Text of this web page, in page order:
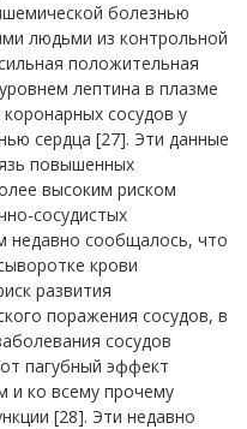
болезнью
людьми из контрольной
положительная
лептина в плазме
сосудов у
сердца [27]. Эти данные
повышенных
высоким риском
сосудистых
недавно сообщалось, что
крови
развития
поражения сосудов, в
сосудов
пагубный эффект
и ко всему прочему
[28]. Эти недавно